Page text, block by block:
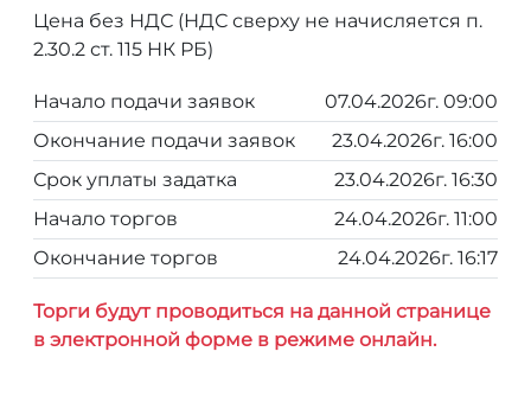
Цена без НДС (НДС сверху не начисляется п.
2.30.2 ст. 115 НК РБ)
Начало подачи заявок
07.04.2026г. 09:00
Окончание подачи заявок
23.04.2026г. 16:00
Срок уплаты задатка
23.04.2026г. 16:30
Начало торгов
24.04.2026г. 11:00
Окончание торгов
24.04.2026г. 16:17
Торги будут проводиться на данной странице
в электронной форме в режиме онлайн.